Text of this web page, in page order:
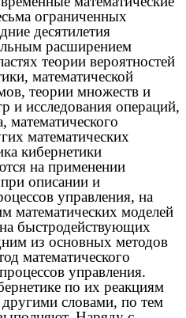
ограниченных
десятилетия
расширением
теории вероятностей
математической
теории множеств и
и исследования операций,
математического
математических
кибернетики
на применении
описании и
управления, на
математических моделей
быстродействующих
из основных методов
математического
управления.
по их реакциям
словами, по тем